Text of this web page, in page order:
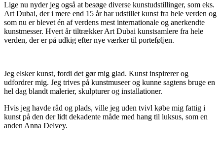
Lige nu nyder jeg også at besøge diverse kunstudstillinger, som eks.
Art Dubai, der i mere end 15 år har udstillet kunst fra hele verden og
som nu er blevet én af verdens mest internationale og anerkendte
kunstmesser. Hvert år tiltrækker Art Dubai kunstsamlere fra hele
verden, der er på udkig efter nye værker til porteføljen.
Jeg elsker kunst, fordi det gør mig glad. Kunst inspirerer og
udfordrer mig. Jeg trives på kunstmuseer og kunne sagtens bruge en
hel dag blandt malerier, skulpturer og installationer.
Hvis jeg havde råd og plads, ville jeg uden tvivl købe mig fattig i
kunst på den der lidt dekadente måde med hang til luksus, som en
anden Anna Delvey.